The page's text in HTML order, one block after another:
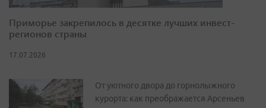
Приморье закрепилось в десятке лучших инвест-
регионов страны
17.07.2026
От уютного двора до горнолыжного
курорта: как преображается Арсеньев